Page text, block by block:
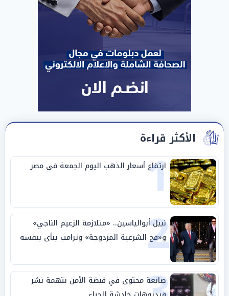
الأكثر قراءة
1
ارتفاع أسعار الذهب اليوم الجمعة في مصر
2
نبيل أبوالياسين.. «متلازمة الزعيم الناجي»
و«فخ الشرعية المزدوجة» وترامب ينأى بنفسه
وحليفه في «ميتم استراتيجي»
صانعة محتوى في قبضة الأمن بتهمة نشر